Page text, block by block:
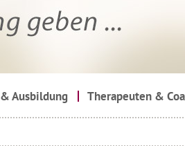
Ausbildung Therapeuten &